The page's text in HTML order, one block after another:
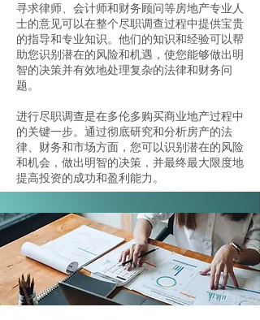
寻求律师、会计师和财务顾问等房地产专业人
士的意见可以在整个尽职调查过程中提供宝贵
的指导和专业知识。他们的知识和经验可以帮
助您识别潜在的风险和机遇，使您能够做出明
智的决策并有效地处理复杂的法律和财务问
题。
进行尽职调查是在多伦多购买商业地产过程中
的关键一步。通过彻底研究和分析房产的法
律、财务和市场方面，您可以识别潜在的风险
和机会，做出明智的决策，并最终最大限度地
提高投资的成功和盈利能力。